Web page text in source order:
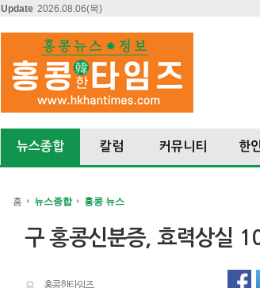
Update 2026.08.06(목)
뉴스종합 칼럼 커뮤니티 한
홈 뉴스종합 홍콩 뉴스
구 홍콩신분증, 효력상실
홍콩한타임즈